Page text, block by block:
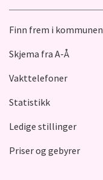
Finn frem i kommunen
Skjema fra A-Å
Vakttelefoner
Statistikk
Ledige stillinger
Priser og gebyrer